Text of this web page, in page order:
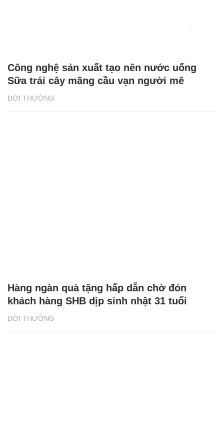
ĐỜI THƯỜNG
Công nghệ sản xuất tạo nên nước uống
Sữa trái cây mãng cầu vạn người mê
ĐỜI THƯỜNG
Hàng ngàn quà tặng hấp dẫn chờ đón
khách hàng SHB dịp sinh nhật 31 tuổi